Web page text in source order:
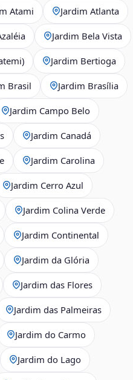
Atami Jardim Atlanta
Jardim Bela Vista
Jardim Bertioga
Brasil Jardim Brasília
Jardim Campo Belo
Jardim Canadá
Jardim Carolina
Jardim Cerro Azul
Jardim Colina Verde
Jardim Continental
Jardim da Glória
Jardim das Flores
Jardim das Palmeiras
Jardim do Carmo
Jardim do Lago